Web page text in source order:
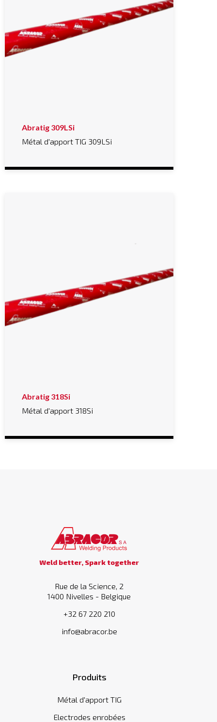
Abratig 309LSi
Métal d'apport TIG 309LSi
Abratig 318Si
Métal d'apport 318Si
Weld better, Spark together
Rue de la Science, 2
1400 Nivelles - Belgique
+32 67 220 210
info@abracor.be
Produits
Métal d'apport TIG
Electrodes enrobées